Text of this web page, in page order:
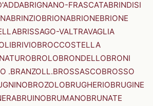
BRIGNANO-FRASCATABRINDISI
BRINZIOBRIONABRIONEBRIONE
BRISSAGO-VALTRAVAGLIA
BRIVIOBROCCOSTELLA
BROLOBRONDELLOBRONI
.BRANZOLL.BROSSASCOBROSSO
BROZOLOBRUGHERIOBRUGINE
BRUINOBRUMANOBRUNATE